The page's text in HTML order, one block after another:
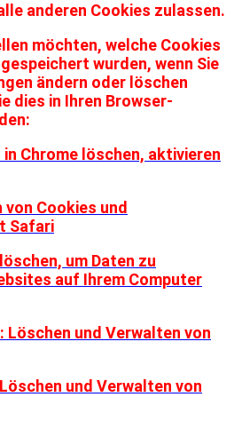
anderen Cookies zulassen.
möchten, welche Cookies
wurden, wenn Sie
ändern oder löschen
dies in Ihren Browser-
Chrome löschen, aktivieren
Cookies und
Safari
um Daten zu
auf Ihrem Computer
Löschen und Verwalten von
und Verwalten von